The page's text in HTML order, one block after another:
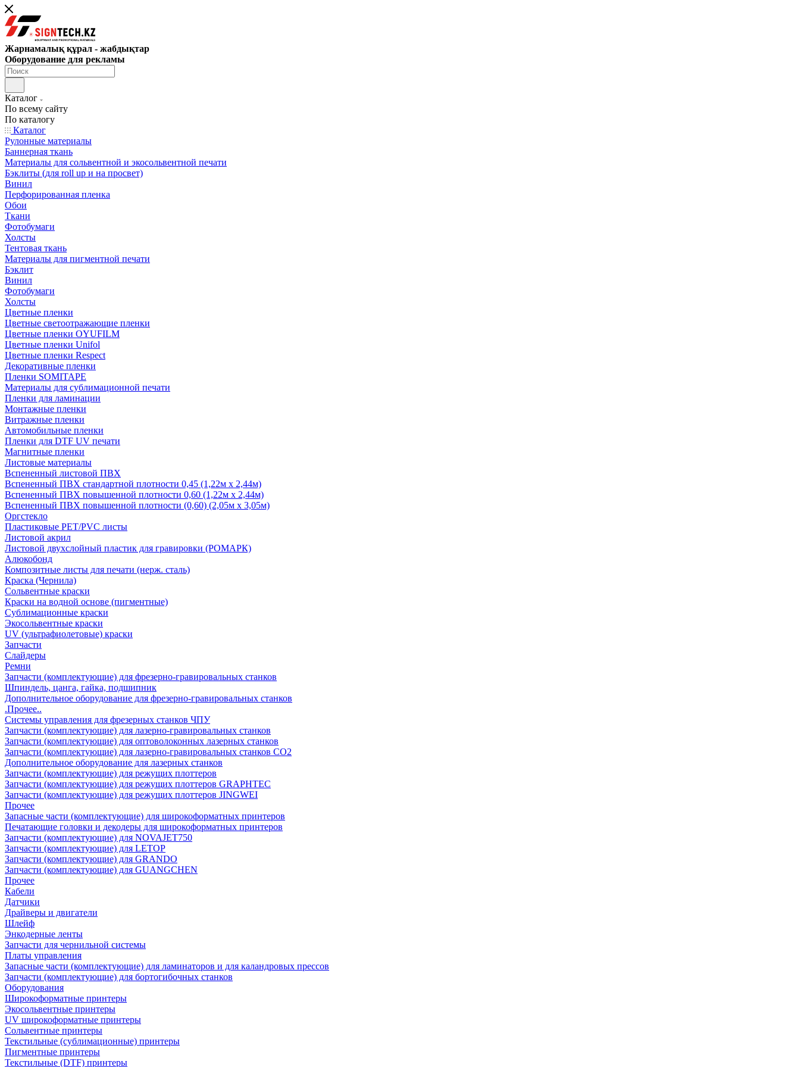
Жарнамалық құрал - жабдықтар
Оборудование для рекламы
Каталог
По всему сайту
По каталогу
Каталог
Рулонные материалы
Баннерная ткань
Материалы для сольвентной и экосольвентной печати
Бэклиты (для roll up и на просвет)
Винил
Перфорированная пленка
Обои
Ткани
Фотобумаги
Холсты
Тентовая ткань
Материалы для пигментной печати
Бэклит
Винил
Фотобумаги
Холсты
Цветные пленки
Цветные светоотражающие пленки
Цветные пленки OYUFILM
Цветные пленки Unifol
Цветные пленки Respect
Декоративные пленки
Пленки SOMITAPE
Материалы для сублимационной печати
Пленки для ламинации
Монтажные пленки
Витражные пленки
Автомобильные пленки
Пленки для DTF UV печати
Магнитные пленки
Листовые материалы
Вспененный листовой ПВХ
Вспененный ПВХ стандартной плотности 0,45 (1,22м х 2,44м)
Вспененный ПВХ повышенной плотности 0,60 (1,22м х 2,44м)
Вспененный ПВХ повышенной плотности (0,60) (2,05м х 3,05м)
Оргстекло
Пластиковые PET/PVC листы
Листовой акрил
Листовой двухслойный пластик для гравировки (РОМАРК)
Алюкобонд
Композитные листы для печати (нерж. сталь)
Краска (Чернила)
Сольвентные краски
Краски на водной основе (пигментные)
Сублимационные краски
Экосольвентные краски
UV (ультрафиолетовые) краски
Запчасти
Слайдеры
Ремни
Запчасти (комплектующие) для фрезерно-гравировальных станков
Шпиндель, цанга, гайка, подшипник
Дополнительное оборудование для фрезерно-гравировальных станков
.Прочее..
Системы управления для фрезерных станков ЧПУ
Запчасти (комплектующие) для лазерно-гравировальных станков
Запчасти (комплектующие) для оптоволоконных лазерных станков
Запчасти (комплектующие) для лазерно-гравировальных станков CO2
Дополнительное оборудование для лазерных станков
Запчасти (комплектующие) для режущих плоттеров
Запчасти (комплектующие) для режущих плоттеров GRAPHTEC
Запчасти (комплектующие) для режущих плоттеров JINGWEI
Прочее
Запасные части (комплектующие) для широкоформатных принтеров
Печатающие головки и декодеры для широкоформатных принтеров
Запчасти (комплектующие) для NOVAJET750
Запчасти (комплектующие) для LETOP
Запчасти (комплектующие) для GRANDO
Запчасти (комплектующие) для GUANGCHEN
Прочее
Кабели
Датчики
Драйверы и двигатели
Шлейф
Энкодерные ленты
Запчасти для чернильной системы
Платы управления
Запасные части (комплектующие) для ламинаторов и для каландровых прессов
Запчасти (комплектующие) для бортогибочных станков
Оборудования
Широкоформатные принтеры
Экосольвентные принтеры
UV широкоформатные принтеры
Сольвентные принтеры
Текстильные (сублимационные) принтеры
Пигментные принтеры
Текстильные (DTF) принтеры